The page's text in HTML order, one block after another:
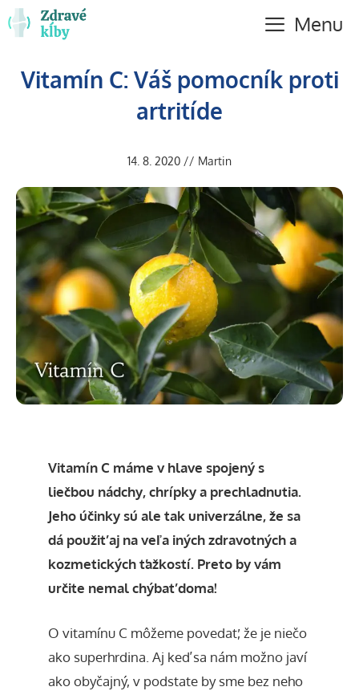
Preskočiť
Menu
Vitamín C: Váš pomocník proti
artritíde
14. 8. 2020 // Martin
Vitamín C máme v hlave spojený s
liečbou nádchy, chrípky a prechladnutia.
Jeho účinky sú ale tak univerzálne, že sa
dá použiť aj na veľa iných zdravotných a
kozmetických ťažkostí. Preto by vám
určite nemal chýbať doma!
O vitamínu C môžeme povedať, že je niečo
ako superhrdina. Aj keď sa nám možno javí
ako obyčajný, v podstate by sme bez neho